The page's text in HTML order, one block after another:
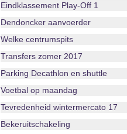
Eindklassement Play-Off 1
Dendoncker aanvoerder
Welke centrumspits
Transfers zomer 2017
Parking Decathlon en shuttle
Voetbal op maandag
Tevredenheid wintermercato 17
Bekeruitschakeling